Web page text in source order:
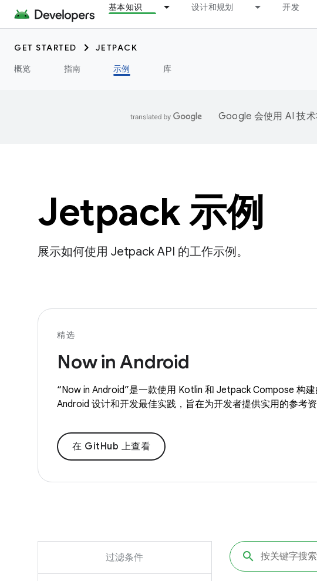
基本知识 设计和规划 开发
GET STARTED
JETPACK
概览
指南 示例 库
Google 会使用 AI 技术
Jetpack 示例
展示如何使用 Jetpack API 的工作示例。
精选
Now in Android
“Now in Android”是一款使用 Kotlin 和 Jetpack Compose 构
Android 设计和开发最佳实践，旨在为开发者提供实用的参考资
在 GitHub 上查看
过滤条件